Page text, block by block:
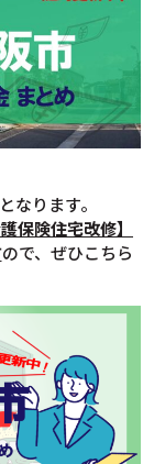
なります。
保険住宅改修】
ので、ぜひこちら